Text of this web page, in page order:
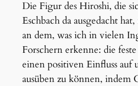
Die Figur des Hiroshi, die
Eschbach da ausgedacht
an dem, was ich in vielen
Forschern erkenne: die
einen positiven Einfluss auf
ausüben zu können, indem